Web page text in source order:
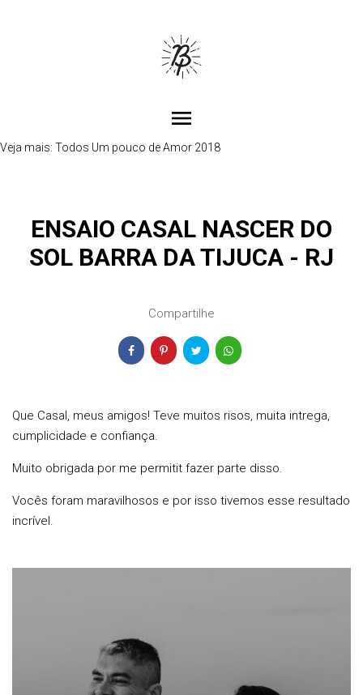
menu
Veja mais: Todos Um pouco de Amor 2018
ENSAIO CASAL NASCER DO
SOL BARRA DA TIJUCA - RJ
Compartilhe
Que Casal, meus amigos! Teve muitos risos, muita intrega,
cumplicidade e confiança.
Muito obrigada por me permitit fazer parte disso.
Vocês foram maravilhosos e por isso tivemos esse resultado
incrível.